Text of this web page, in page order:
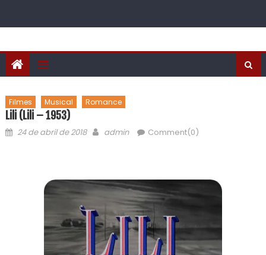
Filmes Musical Romance
Lili (Lili – 1953)
24 de abril de 2018 admin Comment(0)